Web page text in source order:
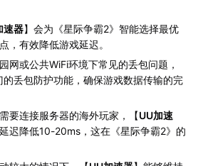
速器】会为《星际争霸2》智能选择最优
，有效降低游戏延迟。
网或公共WiFi环境下常见的丢包问题，
的丢包防护功能，确保游戏数据传输的完
需要连接服务器的海外玩家，【UU加速
迟降低10-20ms，这在《星际争霸2》的